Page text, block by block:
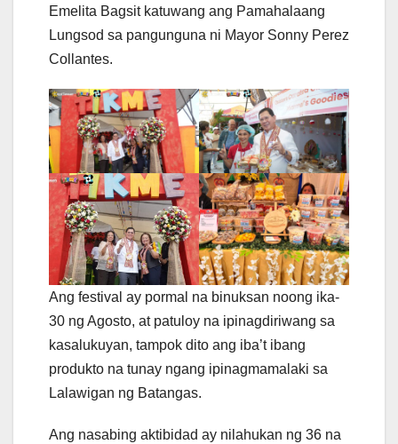
Emelita Bagsit katuwang ang Pamahalaang
Lungsod sa pangunguna ni Mayor Sonny Perez
Collantes.
Ang festival ay pormal na binuksan noong ika-
30 ng Agosto, at patuloy na ipinagdiriwang sa
kasalukuyan, tampok dito ang iba’t ibang
produkto na tunay ngang ipinagmamalaki sa
Lalawigan ng Batangas.
Ang nasabing aktibidad ay nilahukan ng 36 na